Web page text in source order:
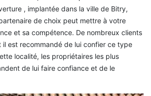
, implantée dans la ville de Bitry,
de choix peut mettre à votre
et sa compétence. De nombreux clients
il est recommandé de lui confier ce type
localité, les propriétaires les plus
de lui faire confiance et de le